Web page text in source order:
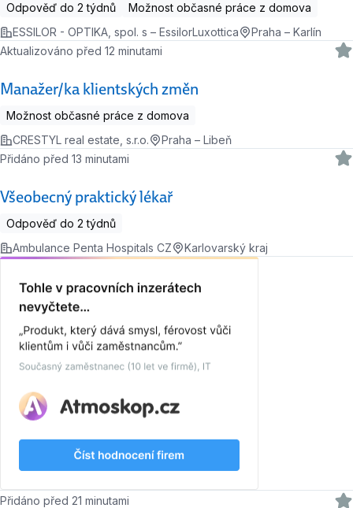
Odpověď do 2 týdnů
Možnost občasné práce z domova
ESSILOR - OPTIKA, spol. s – EssilorLuxottica
Praha – Karlín
Manažer/ka klientských změn
Aktualizováno před 12 minutami
Možnost občasné práce z domova
CRESTYL real estate, s.r.o.
Praha – Libeň
Všeobecný praktický lékař
Přidáno před 13 minutami
Odpověď do 2 týdnů
Ambulance Penta Hospitals CZ
Karlovarský kraj
Přidáno před 21 minutami